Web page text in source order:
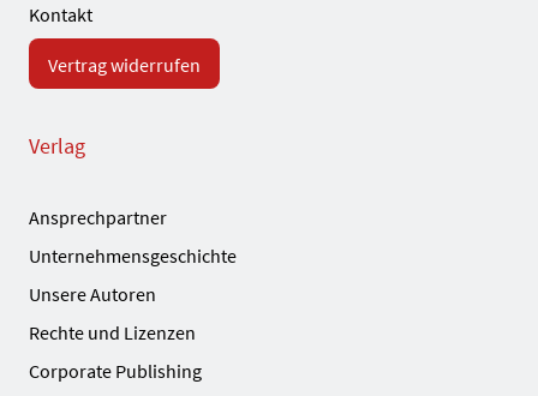
Kontakt
Vertrag widerrufen
Verlag
Ansprechpartner
Unternehmensgeschichte
Unsere Autoren
Rechte und Lizenzen
Corporate Publishing